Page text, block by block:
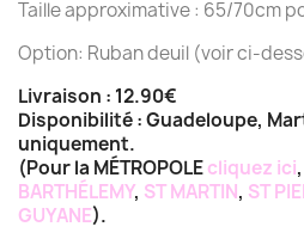
Taille approximative : 65/70cm
Option: Ruban deuil (voir ci-
Livraison : 12.90€
Disponibilité : Guadeloupe,
uniquement.
(Pour la MÉTROPOLEcliquez ici,
BARTHÉLEMY, ST MARTIN, ST
GUYANE).